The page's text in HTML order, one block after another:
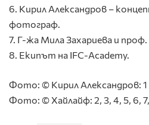
6. Кирил Александров –
фотограф.
7. Г-жа Мила Захариева и
8. Екипът на IFC-Academy.
Фото: © Кирил Александров: 1
Фото: © Хайлайф: 2, 3, 4, 5, 6,